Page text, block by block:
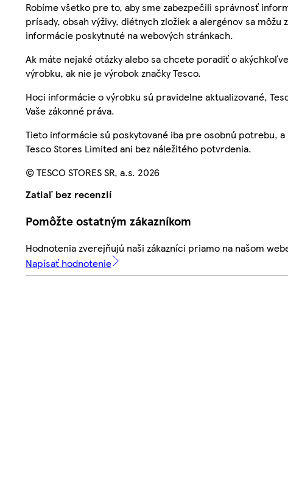
Robíme všetko pre to, aby sme zabezpečili správnosť
prísady, obsah výživy, diétnych zložiek a alergénov sa
informácie poskytnuté na webových stránkach.
Ak máte nejaké otázky alebo sa chcete poradiť o
výrobku, ak nie je výrobok značky Tesco.
Hoci informácie o výrobku sú pravidelne aktualizované,
Vaše zákonné práva.
Tieto informácie sú poskytované iba pre osobnú potrebu,
Tesco Stores Limited ani bez náležitého potvrdenia.
© TESCO STORES SR, a.s. 2026
Zatiaľ bez recenzií
Pomôžte ostatným zákazníkom
Hodnotenia zverejňujú naši zákazníci priamo na našom
Napísať hodnotenie